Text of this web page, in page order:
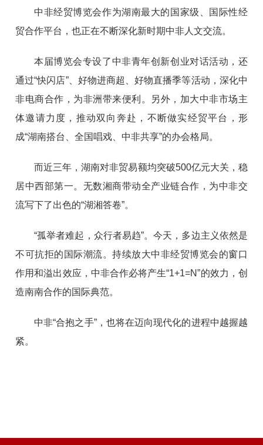
中非经贸博览会作为湖南最大的国家级、国际性经
贸合作平台，也正在不断深化新时期中非人文交流。
本届博览会专设了中非青年创新创业对话活动，还
通过“快闪店”、好物进商超、好物直播季等活动，深化中
非电商合作，为非洲带来便利。另外，加大中非市场主
体邀请力度，推动双向奔赴，不断做实经贸平台，形
成“湖南搭台、全国唱戏、中非共享”的办会格局。
而近三年，湖南对非贸易额均突破500亿元大关，稳
居中西部第一。无数湘商带动全产业链合作，为中非交
流写下了出色的“湖湘答卷”。
“孤举者难起，众行者易趋”。今天，多边主义依然是
不可抗拒的国际潮流。持续放大中非经贸博览会的窗口
作用和溢出效应，中非合作必将产生“1+1=N”的效力，创
造南南合作的国际典范。
中非“合抱之手”，也将在迈向现代化的进程中越握越
紧。